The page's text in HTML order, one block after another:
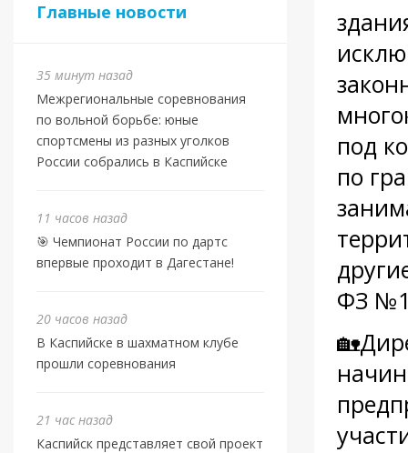
Главные новости
35 минут назад
Межрегиональные соревнования
по вольной борьбе: юные
спортсмены из разных уголков
России собрались в Каспийске
11 часов назад
🎯 Чемпионат России по дартс
впервые проходит в Дагестане!
20 часов назад
В Каспийске в шахматном клубе
прошли соревнования
21 час назад
Каспийск представляет свой проект
под
по
ФЗ